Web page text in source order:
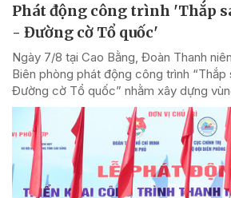
Phát động công trình 'Thắp
- Đường cờ Tổ quốc'
Ngày 7/8 tại Cao Bằng, Đoàn Thanh
Biên phòng phát động công trình
Đường cờ Tổ quốc” nhằm xây dựng